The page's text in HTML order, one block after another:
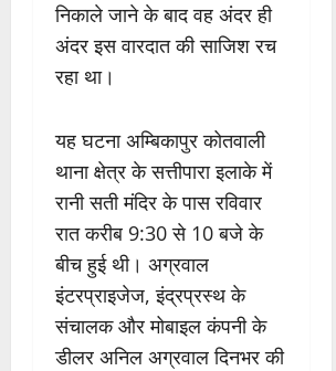
निकाले जाने के बाद वह अंदर ही
अंदर इस वारदात की साजिश रच
रहा था।
यह घटना अम्बिकापुर कोतवाली
थाना क्षेत्र के सत्तीपारा इलाके में
रानी सती मंदिर के पास रविवार
रात करीब 9:30 से 10 बजे के
बीच हुई थी। अग्रवाल
इंटरप्राइजेज, इंद्रप्रस्थ के
संचालक और मोबाइल कंपनी के
डीलर अनिल अग्रवाल दिनभर की